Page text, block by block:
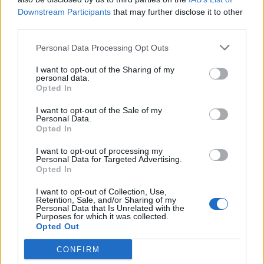
Downstream Participants that may further disclose it to other
Personal Data Processing Opt Outs
I want to opt-out of the Sharing of my
personal data.
Opted In
I want to opt-out of the Sale of my
Personal Data.
Opted In
I want to opt-out of processing my
Personal Data for Targeted Advertising.
Opted In
I want to opt-out of Collection, Use,
Retention, Sale, and/or Sharing of my
Personal Data that Is Unrelated with the
Purposes for which it was collected.
Opted Out
CONFIRM
Δυνάμεων και Σωμάτων Ασφαλείας και οι
Ομίλων.
Ο Σκοπευτικός Όμιλος Σπάρτης και οι
σχετική ανακοίνωσή τους εκφράζουν τις
ευχαριστίες τους στην Περιφέρεια
Πελοποννήσου για την κάλυψη της δαπάνης
που απαιτήθηκε για την πραγματοποίηση των
την αθλοθέτηση των αγώνων.